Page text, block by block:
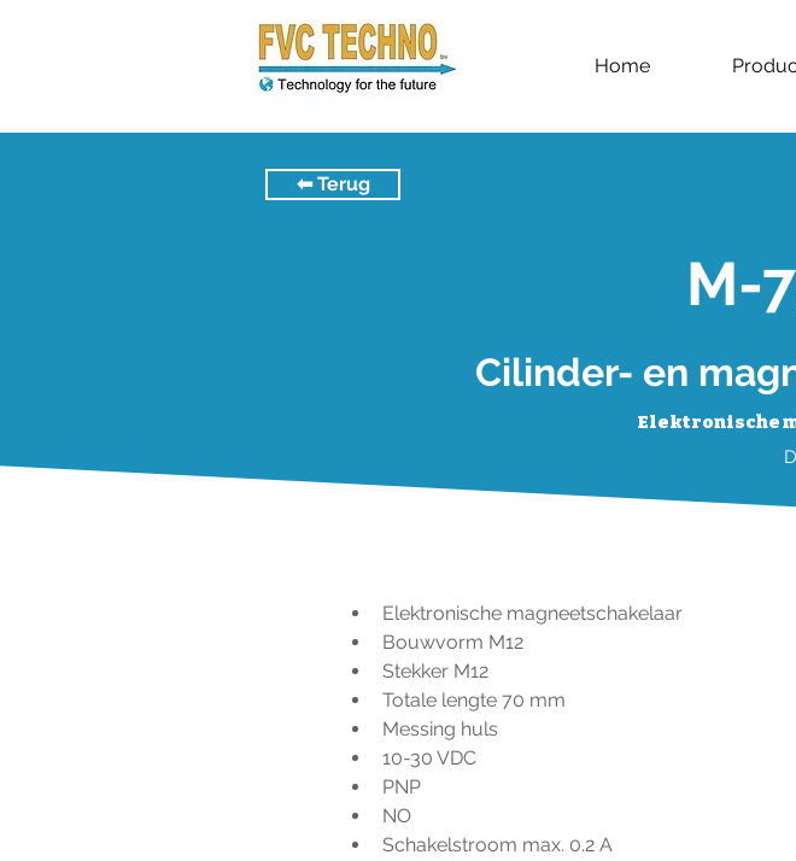
Home
⬅︎ Terug
Cilinder- en
Elektronische
Elektronische magneetschakelaar
Bouwvorm M12
Stekker M12
Totale lengte 70 mm
Messing huls
10-30 VDC
PNP
NO
Schakelstroom max. 0.2 A
M-